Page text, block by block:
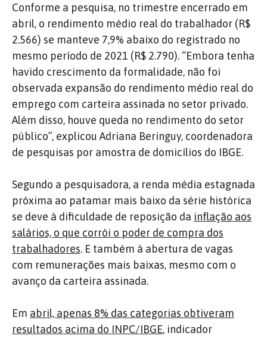
Conforme a pesquisa, no trimestre encerrado em
abril, o rendimento médio real do trabalhador (R$
2.566) se manteve 7,9% abaixo do registrado no
mesmo período de 2021 (R$ 2.790). “Embora tenha
havido crescimento da formalidade, não foi
observada expansão do rendimento médio real do
emprego com carteira assinada no setor privado.
Além disso, houve queda no rendimento do setor
público”, explicou Adriana Beringuy, coordenadora
de pesquisas por amostra de domicílios do IBGE.
Segundo a pesquisadora, a renda média estagnada
próxima ao patamar mais baixo da série histórica
se deve à dificuldade de reposição da inflação aos
salários, o que corrói o poder de compra dos
trabalhadores. E também à abertura de vagas
com remunerações mais baixas, mesmo com o
avanço da carteira assinada.
Em abril, apenas 8% das categorias obtiveram
resultados acima do INPC/IBGE, indicador